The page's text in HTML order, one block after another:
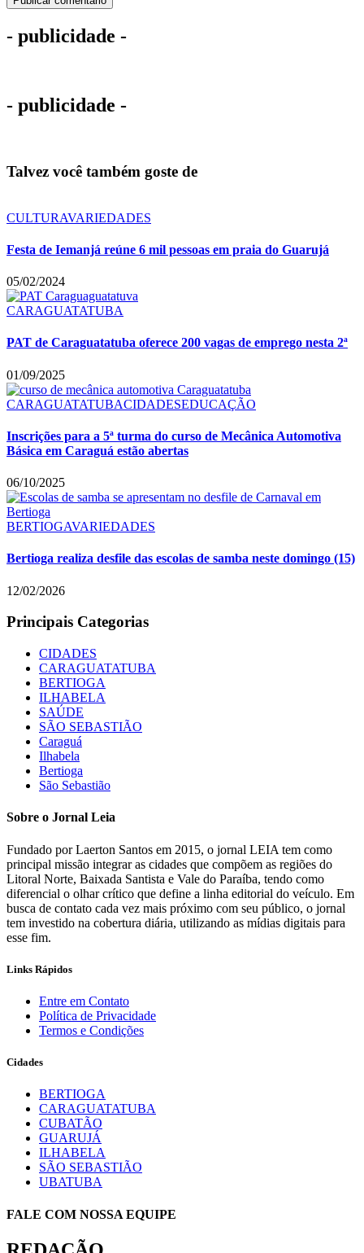
- publicidade -
- publicidade -
Talvez você também goste de
CULTURAVARIEDADES
Festa de Iemanjá reúne 6 mil pessoas em praia do Guarujá
05/02/2024
CARAGUATATUBA
PAT de Caraguatatuba oferece 200 vagas de emprego nesta 2ª
01/09/2025
CARAGUATATUBACIDADESEDUCAÇÃO
Inscrições para a 5ª turma do curso de Mecânica Automotiva
Básica em Caraguá estão abertas
06/10/2025
BERTIOGAVARIEDADES
Bertioga realiza desfile das escolas de samba neste domingo (15)
12/02/2026
Principais Categorias
CIDADES
CARAGUATATUBA
BERTIOGA
ILHABELA
SAÚDE
SÃO SEBASTIÃO
Caraguá
Ilhabela
Bertioga
São Sebastião
Sobre o Jornal Leia
Fundado por Laerton Santos em 2015, o jornal LEIA tem como
principal missão integrar as cidades que compõem as regiões do
Litoral Norte, Baixada Santista e Vale do Paraíba, tendo como
diferencial o olhar crítico que define a linha editorial do veículo. Em
busca de contato cada vez mais próximo com seu público, o jornal
tem investido na cobertura diária, utilizando as mídias digitais para
esse fim.
Links Rápidos
Entre em Contato
Política de Privacidade
Termos e Condições
Cidades
BERTIOGA
CARAGUATATUBA
CUBATÃO
GUARUJÁ
ILHABELA
SÃO SEBASTIÃO
UBATUBA
FALE COM NOSSA EQUIPE